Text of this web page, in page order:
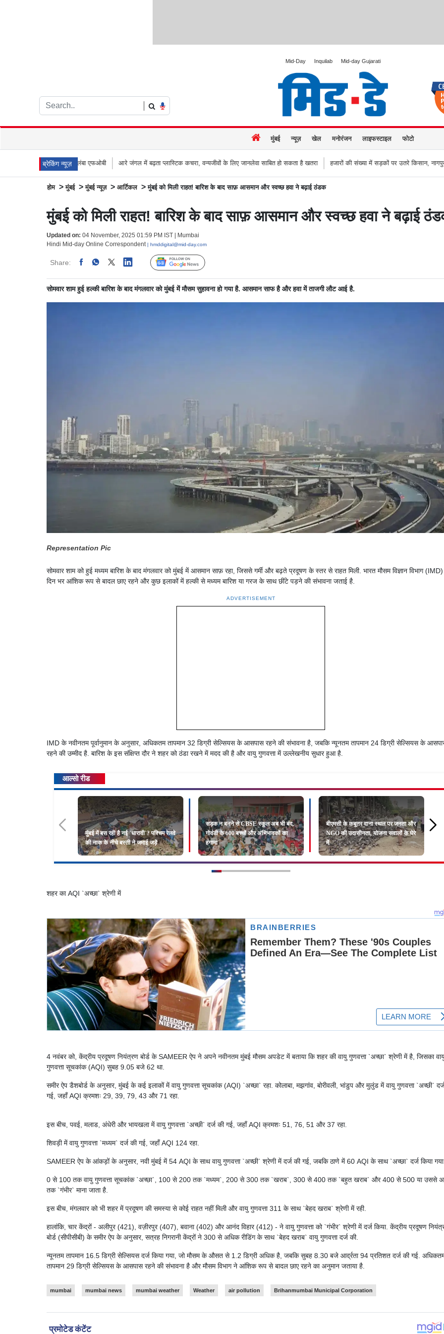
Mid-Day Inquilab Mid-day Gujarati
मुंबई न्यूज़ खेल मनोरंजन लाइफस्टाइल फोटो
ब्रेकिंग न्यूज़
66 मीटर लंबा एफओबी आरे जंगल में बढ़ता प्लास्टिक कचरा, वन्यजीवों के लिए जानलेवा साबित हो सकता है खतरा हजारों की संख्या में सड़कों पर उतरे किसान, नागपुर-हैदराबाद राजमार्ग
होम >मुंबई >मुंबई न्यूज़ > आर्टिकल >मुंबई को मिली राहत! बारिश के बाद साफ़ आसमान और स्वच्छ हवा ने बढ़ाई ठंडक
मुंबई को मिली राहत! बारिश के बाद साफ़ आसमान और स्वच्छ हवा ने बढ़ाई
Updated on: 04 November, 2025 01:59 PM IST | Mumbai
Hindi Mid-day Online Correspondent
| hmddigital@mid-day.com
Share: Linked Follow Us
सोमवार शाम हुई हल्की बारिश के बाद मंगलवार को मुंबई में मौसम सुहावना हो गया है. आसमान साफ है और हवा में ताजगी लौट आई है.
Representation Pic
सोमवार शाम को हुई मध्यम बारिश के बाद मंगलवार को मुंबई में आसमान साफ़ रहा, जिससे गर्मी और बढ़ते प्रदूषण के स्तर से राहत मिली. भारत मौसम विज्ञान विभाग
दिन भर आंशिक रूप से बादल छाए रहने और कुछ इलाकों में हल्की से मध्यम बारिश या गरज के साथ छींटे पड़ने की संभावना जताई है.
ADVERTISEMENT
IMD के नवीनतम पूर्वानुमान के अनुसार, अधिकतम तापमान 32 डिग्री सेल्सियस के आसपास रहने की संभावना है, जबकि न्यूनतम तापमान 24 डिग्री सेल्सियस के
रहने की उम्मीद है. बारिश के इस संक्षिप्त दौर ने शहर को ठंडा रखने में मदद की है और वायु गुणवत्ता में उल्लेखनीय सुधार हुआ है.
आल्सो रीड
मुंबई में बस रही है नई `धारावी`? पश्चिम रेलवे
की नाक के नीचे बस्ती ने जमाई जड़ें
सड़क न बनने से CBSE स्कूल अब भी बंद,
गोवंडी के 600 बच्चों और अभिभावकों का
हंगामा
बीएमसी के कबूतर दाना स्थल पर जनता और
NGO की उदासीनता, योजना सवालों के घेरे
में
शहर का AQI `अच्छा` श्रेणी में
4 नवंबर को, केंद्रीय प्रदूषण नियंत्रण बोर्ड के SAMEER ऐप ने अपने नवीनतम मुंबई मौसम अपडेट में बताया कि शहर की वायु गुणवत्ता `अच्छा` श्रेणी में है, जिसका
गुणवत्ता सूचकांक (AQI) सुबह 9.05 बजे 62 था.
समीर ऐप डैशबोर्ड के अनुसार, मुंबई के कई इलाकों में वायु गुणवत्ता सूचकांक (AQI) `अच्छा` रहा. कोलाबा, मझगांव, बोरीवली, भांडुप और मुलुंड में वायु गुणवत्ता `अच्छी`
गई, जहाँ AQI क्रमशः 29, 39, 79, 43 और 71 रहा.
इस बीच, पवई, मलाड, अंधेरी और भायखला में वायु गुणवत्ता `अच्छी` दर्ज की गई, जहाँ AQI क्रमशः 51, 76, 51 और 37 रहा.
शिवड़ी में वायु गुणवत्ता `मध्यम` दर्ज की गई, जहाँ AQI 124 रहा.
SAMEER ऐप के आंकड़ों के अनुसार, नवी मुंबई में 54 AQI के साथ वायु गुणवत्ता `अच्छी` श्रेणी में दर्ज की गई, जबकि ठाणे में 60 AQI के साथ `अच्छा` दर्ज किया गया.
0 से 100 तक वायु गुणवत्ता सूचकांक `अच्छा`, 100 से 200 तक `मध्यम`, 200 से 300 तक `खराब`, 300 से 400 तक `बहुत खराब` और 400 से 500 या उससे
तक `गंभीर` माना जाता है.
इस बीच, मंगलवार को भी शहर में प्रदूषण की समस्या से कोई राहत नहीं मिली और वायु गुणवत्ता 311 के साथ `बेहद खराब` श्रेणी में रही.
हालांकि, चार केंद्रों - अलीपुर (421), वज़ीरपुर (407), बवाना (402) और आनंद विहार (412) - ने वायु गुणवत्ता को `गंभीर` श्रेणी में दर्ज किया. केंद्रीय प्रदूषण
बोर्ड (सीपीसीबी) के समीर ऐप के अनुसार, सत्रह निगरानी केंद्रों ने 300 से अधिक रीडिंग के साथ `बेहद खराब` वायु गुणवत्ता दर्ज की.
न्यूनतम तापमान 16.5 डिग्री सेल्सियस दर्ज किया गया, जो मौसम के औसत से 1.2 डिग्री अधिक है, जबकि सुबह 8.30 बजे आर्द्रता 94 प्रतिशत दर्ज की गई.
तापमान 29 डिग्री सेल्सियस के आसपास रहने की संभावना है और मौसम विभाग ने आंशिक रूप से बादल छाए रहने का अनुमान जताया है.
mumbai mumbai news mumbai weather Weather air pollution Brihanmumbai Municipal Corporation